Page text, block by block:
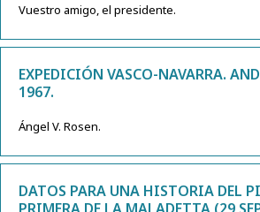
Vuestro amigo, el presidente.
EXPEDICIÓN VASCO-NAVARRA.
1967.
Ángel V. Rosen.
DATOS PARA UNA HISTORIA DEL